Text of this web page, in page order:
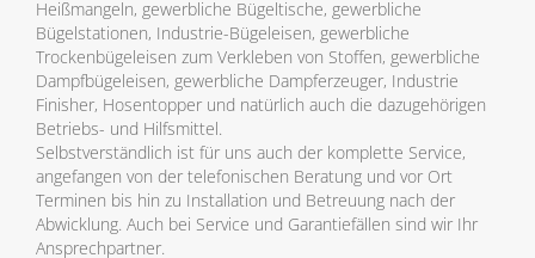
Heißmangeln, gewerbliche Bügeltische, gewerbliche
Bügelstationen, Industrie-Bügeleisen, gewerbliche
Trockenbügeleisen zum Verkleben von Stoffen, gewerbliche
Dampfbügeleisen, gewerbliche Dampferzeuger, Industrie
Finisher, Hosentopper und natürlich auch die dazugehörigen
Betriebs- und Hilfsmittel.
Selbstverständlich ist für uns auch der komplette Service,
angefangen von der telefonischen Beratung und vor Ort
Terminen bis hin zu Installation und Betreuung nach der
Abwicklung. Auch bei Service und Garantiefällen sind wir Ihr
Ansprechpartner.